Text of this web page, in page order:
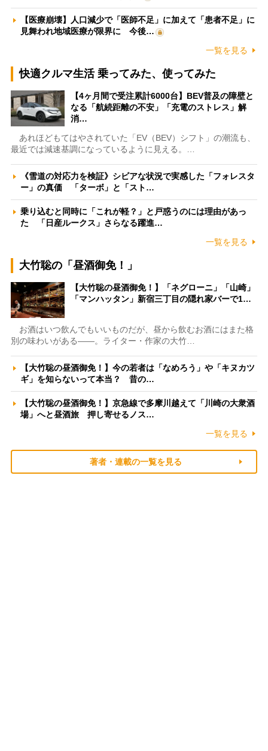
【医療崩壊】人口減少で「医師不足」に加えて「患者不足」に
見舞われ地域医療が限界に 今後…
一覧を見る
快適クルマ生活 乗ってみた、使ってみた
【4ヶ月間で受注累計6000台】BEV普及の障壁と
なる「航続距離の不安」「充電のストレス」解
消…
あれほどもてはやされていた「EV（BEV）シフト」の潮流も、
最近では減速基調になっているように見える。…
《雪道の対応力を検証》シビアな状況で実感した「フォレスタ
ー」の真価 「ターボ」と「スト…
乗り込むと同時に「これが軽？」と戸惑うのには理由があっ
た 「日産ルークス」さらなる躍進…
一覧を見る
大竹聡の「昼酒御免！」
【大竹聡の昼酒御免！】「ネグローニ」「山崎」
「マンハッタン」新宿三丁目の隠れ家バーで1…
お酒はいつ飲んでもいいものだが、昼から飲むお酒にはまた格
別の味わいがある――。ライター・作家の大竹…
【大竹聡の昼酒御免！】今の若者は「なめろう」や「キヌカツ
ギ」を知らないって本当？ 昔の…
【大竹聡の昼酒御免！】京急線で多摩川越えて「川崎の大衆酒
場」へと昼酒旅 押し寄せるノス…
一覧を見る
著者・連載の一覧を見る